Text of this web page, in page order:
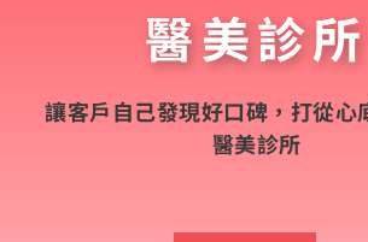
醫美診所
讓客戶自己發現好口碑，打從心
醫美診所